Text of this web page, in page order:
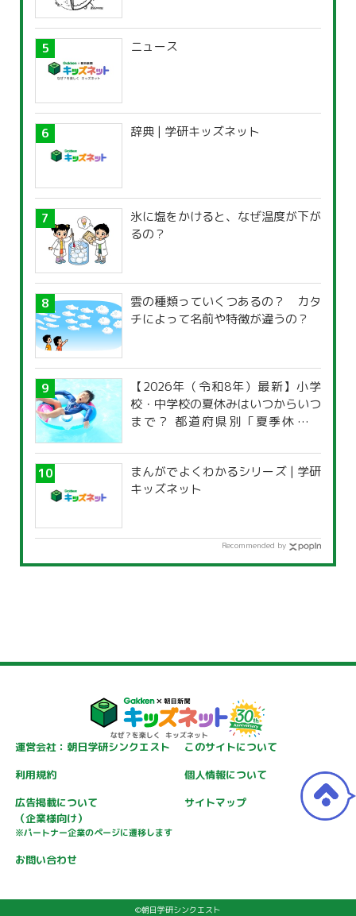
ニュース
辞典 | 学研キッズネット
氷に塩をかけると、なぜ温度が下が
るの？
雲の種類っていくつあるの？ カタ
チによって名前や特徴が違うの？
【2026年（令和8年）最新】小学
校・中学校の夏休みはいつからいつ
まで？ 都道府県別「夏季休暇一
まんがでよくわかるシリーズ | 学研
キッズネット
Recommended by
運営会社：朝日学研シンクエスト
このサイトについて
利用規約
個人情報について
広告掲載について
（企業様向け）
※パートナー企業のページに遷移します
サイトマップ
お問い合わせ
©朝日学研シンクエスト